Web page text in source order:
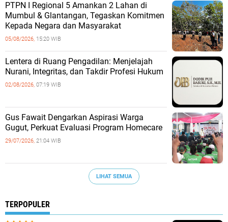
PTPN I Regional 5 Amankan 2 Lahan di
Mumbul & Glantangan, Tegaskan Komitmen
Kepada Negara dan Masyarakat
05/08/2026, 15:20 WIB
​Lentera di Ruang Pengadilan: Menjelajah
Nurani, Integritas, dan Takdir Profesi Hukum
02/08/2026, 07:19 WIB
‎Gus Fawait Dengarkan Aspirasi Warga
Gugut, Perkuat Evaluasi Program Homecare ‎
29/07/2026, 21:04 WIB
LIHAT SEMUA
TERPOPULER